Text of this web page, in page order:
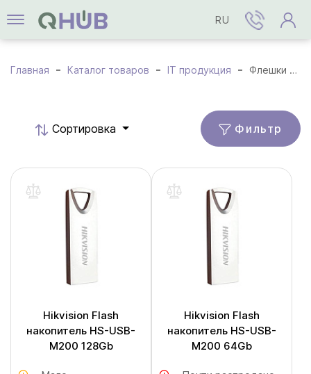
RU
Главная Каталог товаров IT продукция Флешки USB
Cортировка Фильтр
Hikvision Flash
накопитель HS-USB-
M200 128Gb
Hikvision Flash
накопитель HS-USB-
M200 64Gb